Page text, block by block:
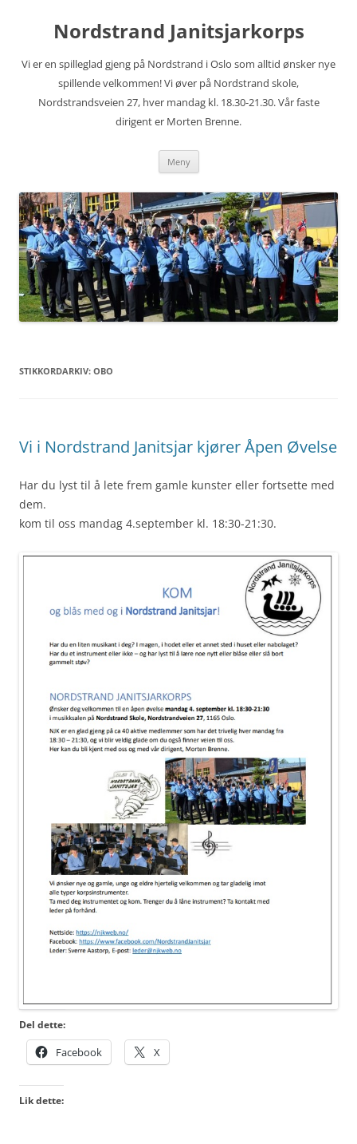
innholdNordstrand Janitsjarkorps
Vi er en spilleglad gjeng på Nordstrand i Oslo som alltid ønsker nye
spillende velkommen! Vi øver på Nordstrand skole,
Nordstrandsveien 27, hver mandag kl. 18.30-21.30. Vår faste
dirigent er Morten Brenne.
Meny
STIKKORDARKIV: OBO
Vi i Nordstrand Janitsjar kjører Åpen Øvelse
Har du lyst til å lete frem gamle kunster eller fortsette med
dem.
kom til oss mandag 4.september kl. 18:30-21:30.
Del dette:
Facebook X
Lik dette: